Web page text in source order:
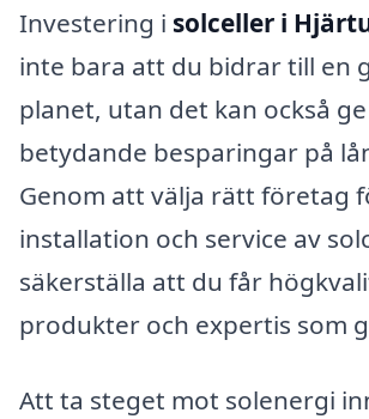
Investering i solceller i
inte bara att du bidrar till en
planet, utan det kan också
betydande besparingar på
Genom att välja rätt företag
installation och service av
säkerställa att du får
produkter och expertis som
Att ta steget mot solenergi